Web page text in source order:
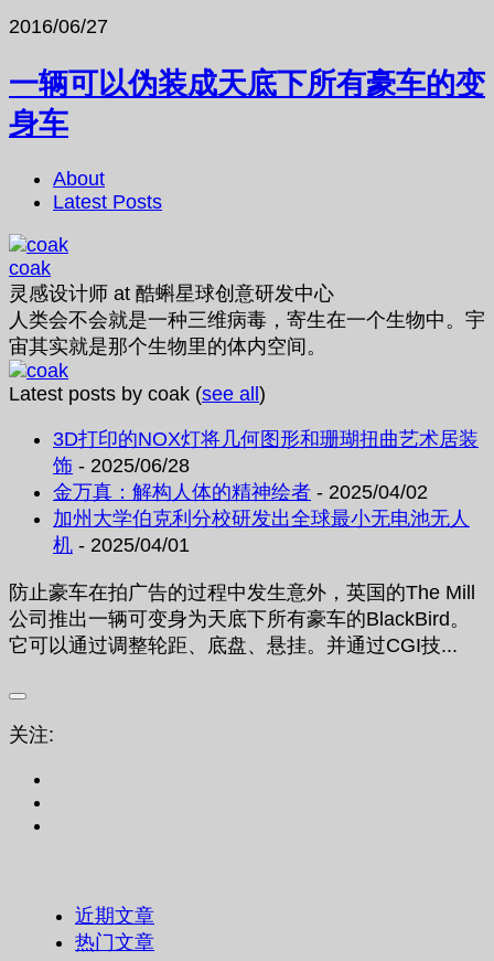
2016/06/27
一辆可以伪装成天底下所有豪车的变
身车
About
Latest Posts
coak
灵感设计师 at 酷蝌星球创意研发中心
人类会不会就是一种三维病毒，寄生在一个生物中。宇
宙其实就是那个生物里的体内空间。
Latest posts by coak (see all )
3D打印的NOX灯将几何图形和珊瑚扭曲艺术居装
饰 - 2025/06/28
金万真：解构人体的精神绘者 - 2025/04/02
加州大学伯克利分校研发出全球最小无电池无人
机 - 2025/04/01
防止豪车在拍广告的过程中发生意外，英国的The Mill
公司推出一辆可变身为天底下所有豪车的BlackBird。
它可以通过调整轮距、底盘、悬挂。并通过CGI技...
关注:
近期文章
热门文章